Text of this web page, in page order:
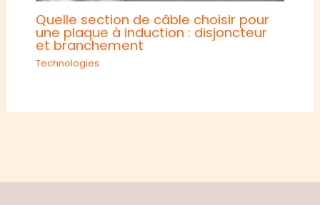
Quelle section de câble choisir pour
une plaque à induction : disjoncteur
et branchement
Technologies